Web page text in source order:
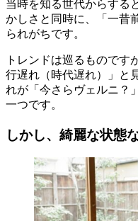
当時を知る世代からする
かしさと同時に、「一昔
られがちです。
トレンドは巡るものです
行遅れ（時代遅れ）」と
れが「今さらヴェルニ？
一つです。
しかし、綺麗な状態